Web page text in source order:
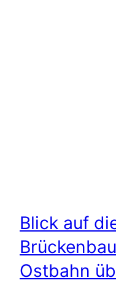
Blick auf
Ostbahn